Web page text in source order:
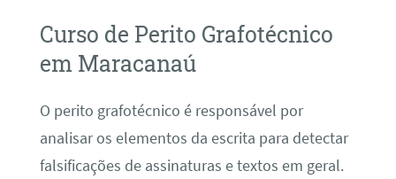
Curso de Perito Grafotécnico
em Maracanaú
O perito grafotécnico é responsável por
analisar os elementos da escrita para detectar
falsificações de assinaturas e textos em geral.